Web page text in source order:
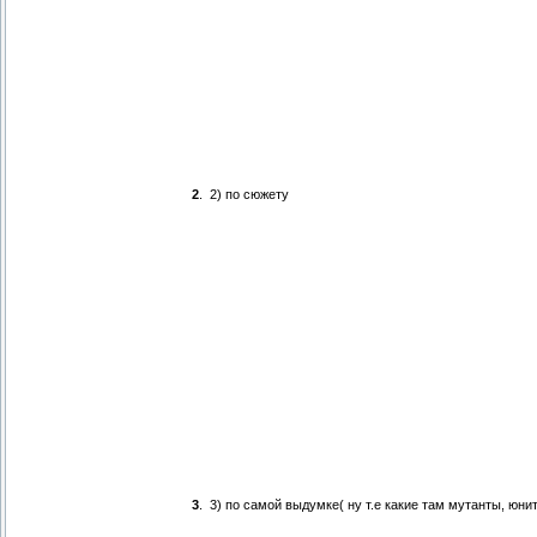
2. 2) по сюжету
3. 3) по самой выдумке( ну т.е какие там мутанты,